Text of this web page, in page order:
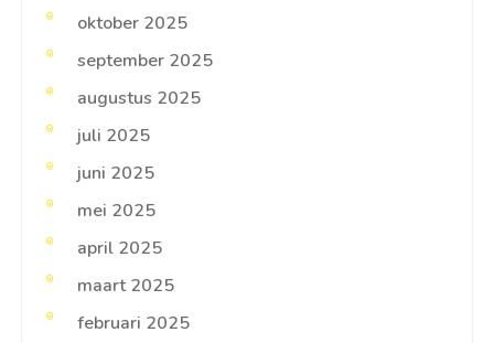
oktober 2025
september 2025
augustus 2025
juli 2025
juni 2025
mei 2025
april 2025
maart 2025
februari 2025